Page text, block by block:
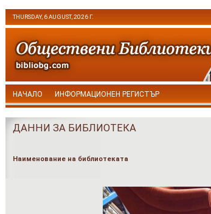
THURSDAY, 6 AUGUST, 2026 Г.
НАЧАЛО ИНФОРМАЦИОНЕН РЕГИСТЪР
ДАННИ ЗА БИБЛИОТЕКА
Наименование на библиотеката